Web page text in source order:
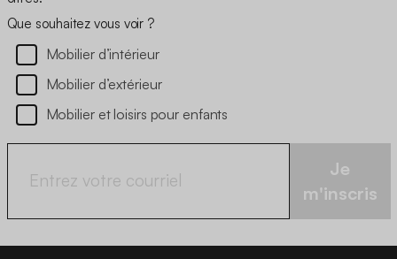
Que souhaitez vous voir ?
Mobilier d’intérieur
Mobilier d’extérieur
Mobilier et loisirs pour enfants
Je
m'inscris